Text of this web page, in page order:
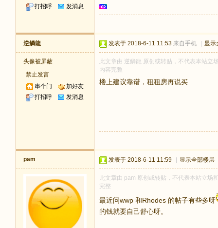
打招呼
发消息
逆鳞龍
头像被屏蔽
禁止发言
串个门
加好友
打招呼
发消息
发表于 2018-6-11 11:53 来自手机 显示
此文章由 逆鳞龍 原创或转贴，不代表本站立
内容完整
楼上建议靠谱，租租房再说买
pam 发表于 2018-6-11 11:59 显示全部楼层
此文章由 pam 原创或转贴，不代表本站立场
完整
最近问wwp 和Rhodes 的帖子有些多呀
的钱就要自己舒心呀。